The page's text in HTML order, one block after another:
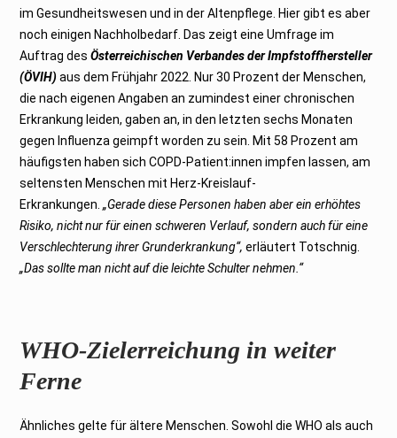
im Gesundheitswesen und in der Altenpflege. Hier gibt es aber
noch einigen Nachholbedarf. Das zeigt eine Umfrage im
Auftrag desÖsterreichischen Verbandes der Impfstoffhersteller
(ÖVIH)aus dem Frühjahr 2022. Nur 30 Prozent der Menschen,
die nach eigenen Angaben an zumindest einer chronischen
Erkrankung leiden, gaben an, in den letzten sechs Monaten
gegen Influenza geimpft worden zu sein. Mit 58 Prozent am
häufigsten haben sich COPD-Patient:innen impfen lassen, am
seltensten Menschen mit Herz-Kreislauf-
Erkrankungen.„Gerade diese Personen haben aber ein erhöhtes
Risiko, nicht nur für einen schweren Verlauf, sondern auch für eine
Verschlechterung ihrer Grunderkrankung“, erläutert Totschnig.
„Das sollte man nicht auf die leichte Schulter nehmen.“
WHO-Zielerreichung in weiter
Ferne
Ähnliches gelte für ältere Menschen. Sowohl die WHO als auch